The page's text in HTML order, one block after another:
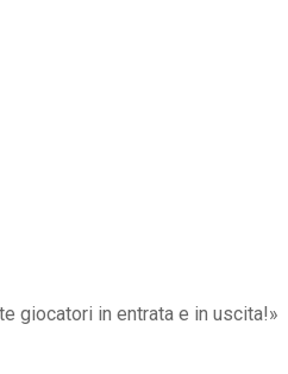
giocatori in entrata e in uscita!»